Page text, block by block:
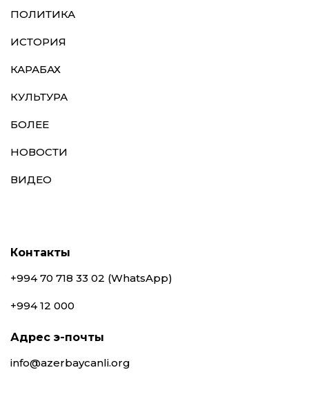
ПОЛИТИКА
ИСТОРИЯ
КАРАБАХ
КУЛЬТУРА
БОЛЕЕ
НОВОСТИ
ВИДЕО
Контакты
+994 70 718 33 02 (WhatsApp)
+994 12 000
Адрес э-почты
info@azerbaycanli.org